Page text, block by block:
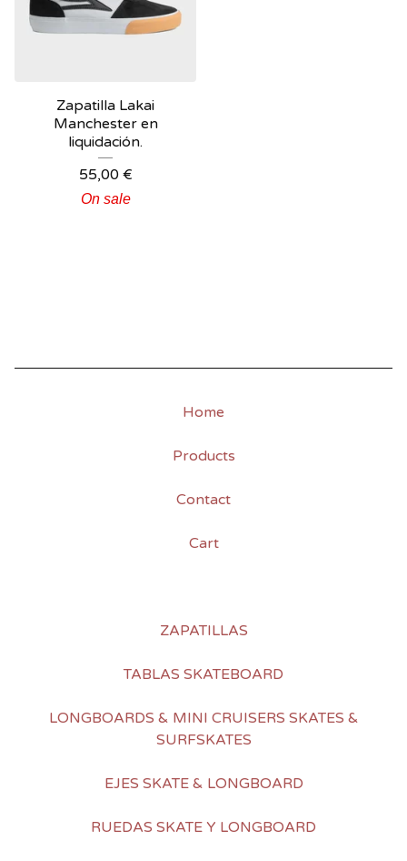
Zapatilla Lakai
Manchester en
liquidación.
55,00 €
On sale
Home
Products
Contact
Cart
ZAPATILLAS
TABLAS SKATEBOARD
LONGBOARDS & MINI CRUISERS SKATES &
SURFSKATES
EJES SKATE & LONGBOARD
RUEDAS SKATE Y LONGBOARD